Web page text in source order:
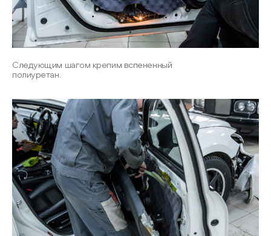
Следующим шагом крепим вспененный
полиуретан.